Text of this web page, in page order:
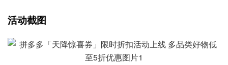
活动截图